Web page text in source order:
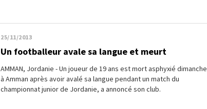
25/11/2013
Un footballeur avale sa langue et meurt
AMMAN, Jordanie - Un joueur de 19 ans est mort asphyxié dimanche
à Amman après avoir avalé sa langue pendant un match du
championnat junior de Jordanie, a annoncé son club.